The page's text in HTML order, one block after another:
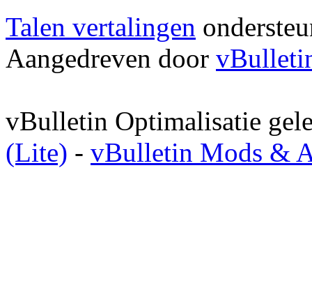
Talen vertalingen
Aangedreven door
vBulletin Optimalisatie
(Lite) - vBulletin Mods &